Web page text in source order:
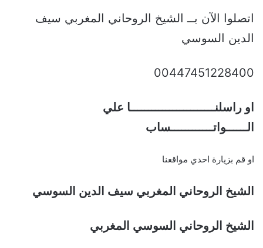
اتصلوا الآن بــ الشيخ الروحاني المغربي سيف
الدين السوسي
00447451228400
او راسلنــــــــــــــــــــــــا علي
الــــــواتــــــــــــساب
او قم بزيارة احدي مواقعنا
الشيخ الروحاني المغربي سيف الدين السوسي
الشيخ الروحاني السوسي المغربي